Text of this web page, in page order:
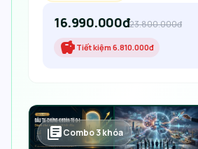
16.990.000đ23.800.000đ
savings Tiết kiệm 6.810.000đ
library_booksCombo3khóa